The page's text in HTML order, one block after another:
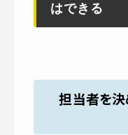
はできる
担当者を